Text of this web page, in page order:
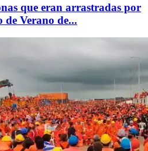
que eran arrastradas por
de Verano de...